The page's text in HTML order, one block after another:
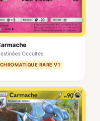
Occultes
CHROMATIQUE RARE V1